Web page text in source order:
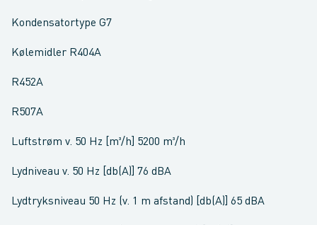
Kondensatortype G7
Kølemidler R404A
R452A
R507A
Luftstrøm v. 50 Hz [m³/h] 5200 m³/h
Lydniveau v. 50 Hz [db(A)] 76 dBA
Lydtryksniveau 50 Hz (v. 1 m afstand) [db(A)] 65 dBA